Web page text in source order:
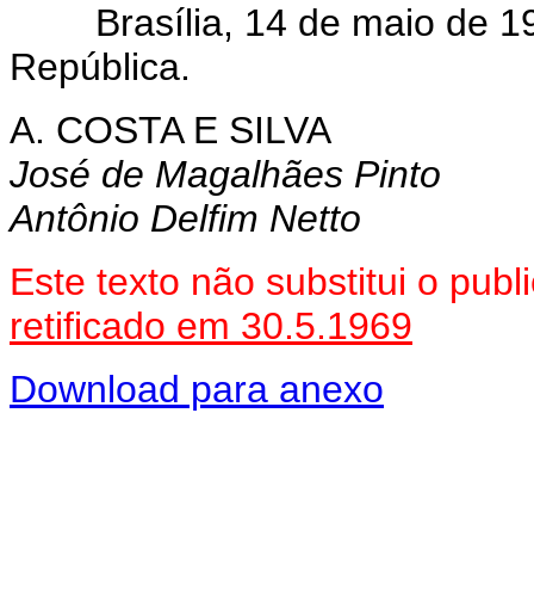
Brasília, 14 de maio de
República.
A. COSTA E SILVA
José de Magalhães Pinto
Antônio Delfim Netto
Este texto não substitui o
retificado em 30.5.1969
Download para anexo